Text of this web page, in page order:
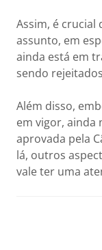
Assim, é crucial
assunto, em
ainda está em
sendo
Além disso,
em vigor, ainda
aprovada pela
lá, outros
vale ter uma